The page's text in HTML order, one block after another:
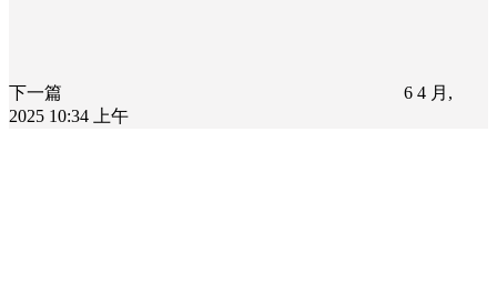
下一篇
6 4 月,
2025 10:34 上午